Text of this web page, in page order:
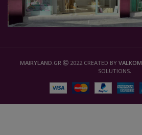
MAIRYLAND.GR 2022 CREATED BY VALKOM
SOLUTIONS.